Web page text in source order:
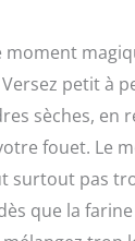
petit à
sèches, en
fouet. Le
surtout pas
que la